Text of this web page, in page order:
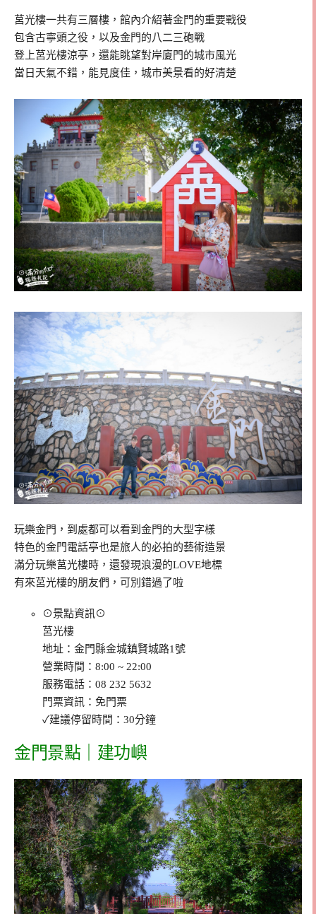
莒光樓一共有三層樓，館內介紹著金門的重要戰役
包含古寧頭之役，以及金門的八二三砲戰
登上莒光樓涼亭，還能眺望對岸廈門的城市風光
當日天氣不錯，能見度佳，城市美景看的好清楚
玩樂金門，到處都可以看到金門的大型字樣
特色的金門電話亭也是旅人的必拍的藝術造景
滿分玩樂莒光樓時，還發現浪漫的LOVE地標
有來莒光樓的朋友們，可別錯過了啦
⊙景點資訊⊙
莒光樓
地址：金門縣金城鎮賢城路1號
營業時間：8:00 ~ 22:00
服務電話：08 232 5632
門票資訊：免門票
✓建議停留時間：30分鐘
金門景點｜建功嶼